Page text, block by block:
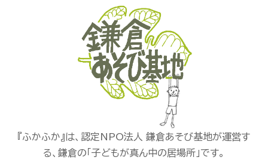
『ふかふか』は、認定NPO法人 鎌倉あそび基地が運営す
る、鎌倉の「子どもが真ん中の居場所」です。